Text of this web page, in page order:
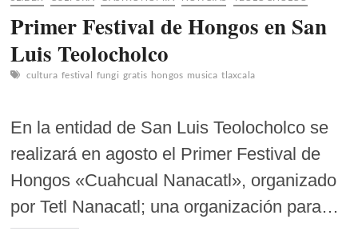
Primer Festival de Hongos en San
Luis Teolocholco
cultura festival fungi gratis hongos musica tlaxcala
En la entidad de San Luis Teolocholco se
realizará en agosto el Primer Festival de
Hongos «Cuahcual Nanacatl», organizado
por Tetl Nanacatl; una organización para…